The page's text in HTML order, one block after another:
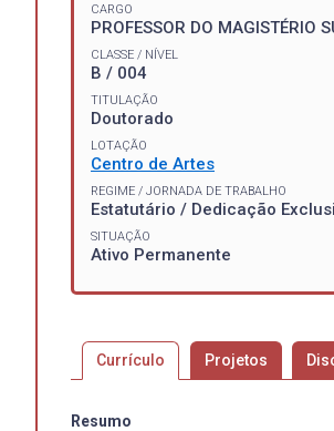
CARGO
PROFESSOR DO MAGISTÉRIO
CLASSE / NÍVEL
B / 004
TITULAÇÃO
Doutorado
LOTAÇÃO
Centro de Artes
REGIME / JORNADA DE TRABALHO
Estatutário / Dedicação
SITUAÇÃO
Ativo Permanente
Currículo Projetos
Resumo